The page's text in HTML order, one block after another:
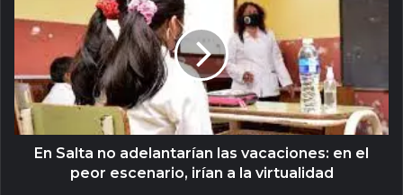
En Salta no adelantarían las vacaciones: en el
peor escenario, irían a la virtualidad